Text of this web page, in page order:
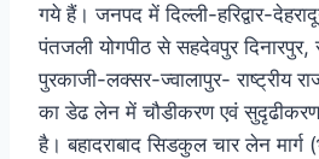
गये हैं। जनपद में दिल्ली-हरिद्वार-
पंतजली योगपीठ से सहदेवपुर दिनारपुर,
पुरकाजी-लक्सर-ज्वालापुर- राष्ट्रीय
का डेढ लेन में चौडीकरण एवं
है। बहादराबाद सिडकुल चार लेन मार्ग